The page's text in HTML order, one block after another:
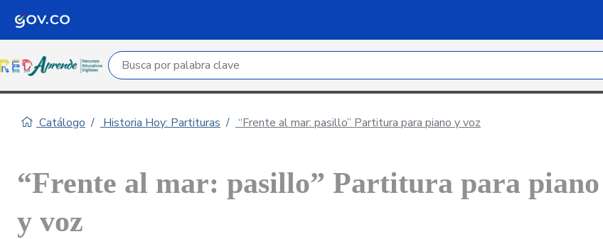
Campo de búsqueda por palabra clave
Catálogo Historia Hoy: Partituras “Frente al mar: pasillo” Partitura para piano y voz
“Frente al mar: pasillo” Partitura para piano
y voz